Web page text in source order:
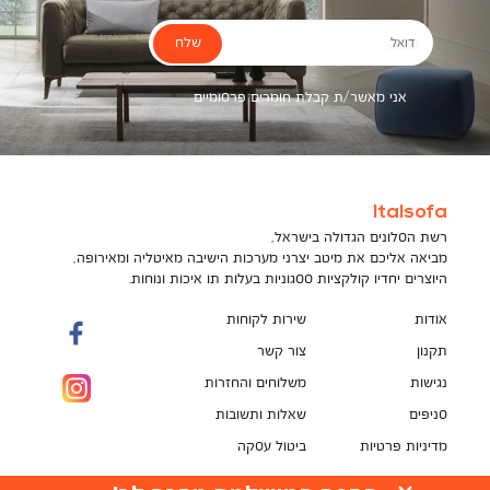
דואל
אני מאשר/ת קבלת חומרים פרסומיים
שלח
Italsofa
רשת הסלונים הגדולה בישראל,
מביאה אליכם את מיטב יצרני מערכות הישיבה מאיטליה ומאירופה,
היוצרים יחדיו קולקציות ססגוניות בעלות תו איכות ונוחות.
אודות
תקנון
נגישות
סניפים
מדיניות פרטיות
שירות לקוחות
צור קשר
משלוחים והחזרות
שאלות ותשובות
ביטול עסקה
תקנון מועדון לקוחות